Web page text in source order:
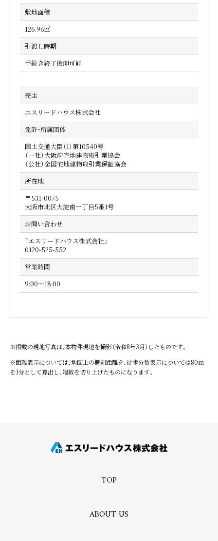
敷地面積
126.96㎡
引渡し時期
手続き終了後即可能
売主
エスリードハウス株式会社
免許・所属団体
国土交通大臣（1）第10540号
（一社）大阪府宅地建物取引業協会
（公社）全国宅地建物取引業保証協会
所在地
〒531-0075
大阪市北区大淀南一丁目5番1号
お問い合わせ
「エスリードハウス株式会社」
0120-525-552
営業時間
9:00～18:00
※掲載の現地写真は、本物件現地を撮影（令和8年3月）したものです。
※距離表示については、地図上の概則距離を、徒歩分数表示については80m
を1分として算出し、端数を切り上げたものになります。
TOP
ABOUT US